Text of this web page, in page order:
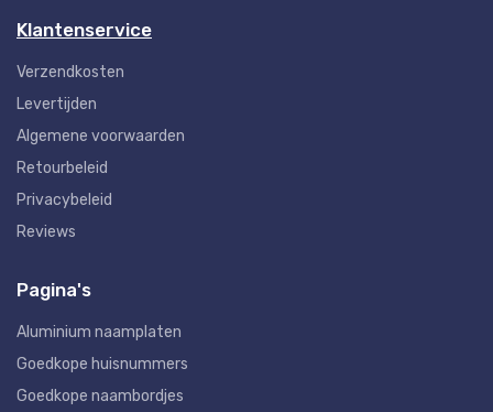
Klantenservice
Verzendkosten
Levertijden
Algemene voorwaarden
Retourbeleid
Privacybeleid
Reviews
Pagina's
Aluminium naamplaten
Goedkope huisnummers
Goedkope naambordjes